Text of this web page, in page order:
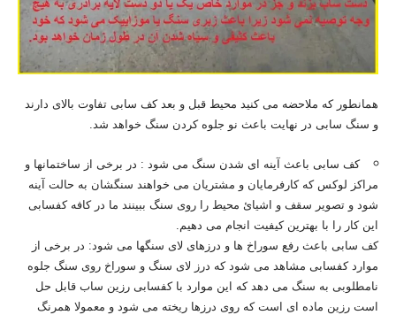
همانطور که ملاحضه می کنید محیط قبل و بعد کف سابی تفاوت بالای دارند
و سنگ سابی در نهایت باعث نو جلوه کردن سنگ خواهد شد.
کف سابی باعث آینه ای شدن سنگ می شود : در برخی از ساختمانها و
مراکز لوکس که کارفرمایان و مشتریان می خواهند سنگشان به حالت آینه
شود و تصویر سقف و اشیائ محیط را روی سنگ ببینند ما در کافه کفسابی
این کار را با بهترین کیفیت انجام می دهیم.
کف سابی باعث رفع سوراخ ها و درزهای لای سنگها می شود: در برخی از
موارد کفسابی مشاهد می شود که درز لای سنگ و سوراخ روی سنگ جلوه
نامطلوبی به سنگ می دهد که این موارد با کفسابی رزین ساب قابل حل
است رزین ماده ای است که روی درزها ریخته می شود و معمولا همرنگ